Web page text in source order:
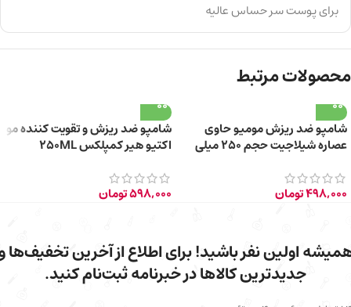
برای پوست سر حساس عالیه
محصولات مرتبط
شامپو ضد ریزش مومیو حاوی
عصاره شیلاجیت حجم ۲۵۰ میلی
498,000تومان
شامپو ضد ریزش و تقویت کننده مو
اکتیو هیر کمپلکس 250ML
598,000تومان
اولین نفر باشید! برای اطلاع از آخرین تخفیف‌ها
جدیدترین کالاها در خبرنامه ثبت‌نام کنید.